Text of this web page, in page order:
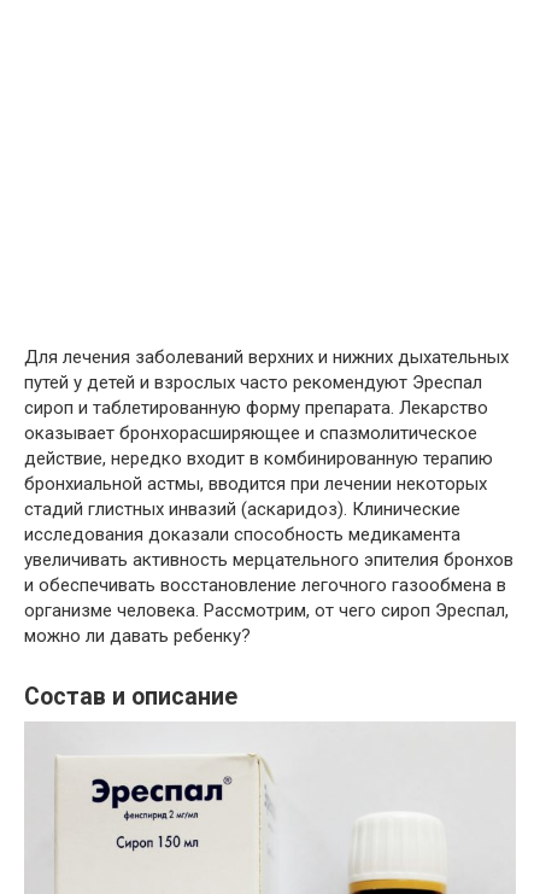
Для лечения заболеваний верхних и нижних дыхательных
путей у детей и взрослых часто рекомендуют Эреспал
сироп и таблетированную форму препарата. Лекарство
оказывает бронхорасширяющее и спазмолитическое
действие, нередко входит в комбинированную терапию
бронхиальной астмы, вводится при лечении некоторых
стадий глистных инвазий (аскаридоз). Клинические
исследования доказали способность медикамента
увеличивать активность мерцательного эпителия бронхов
и обеспечивать восстановление легочного газообмена в
организме человека. Рассмотрим, от чего сироп Эреспал,
можно ли давать ребенку?
Состав и описание